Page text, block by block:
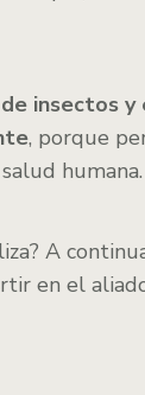
insectos
, porque
humana.
A
en el